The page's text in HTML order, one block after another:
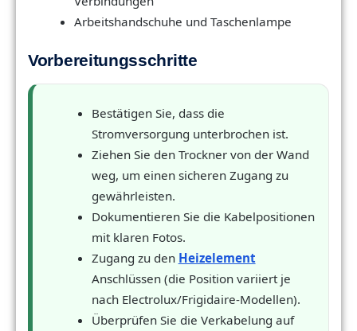
Arbeitshandschuhe und Taschenlampe
Vorbereitungsschritte
Bestätigen Sie, dass die
Stromversorgung unterbrochen ist.
Ziehen Sie den Trockner von der Wand
weg, um einen sicheren Zugang zu
gewährleisten.
Dokumentieren Sie die Kabelpositionen
mit klaren Fotos.
Zugang zu den Heizelement
Anschlüssen (die Position variiert je
nach Electrolux/Frigidaire-Modellen).
Überprüfen Sie die Verkabelung auf